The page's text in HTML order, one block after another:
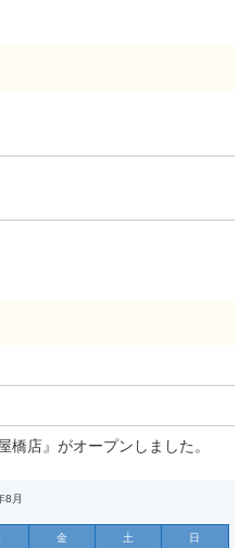
橋店』がオープンしました。
8月
金 土 日